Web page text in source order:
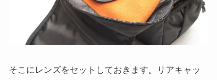
そこにレンズをセットしておきます。リアキャッ